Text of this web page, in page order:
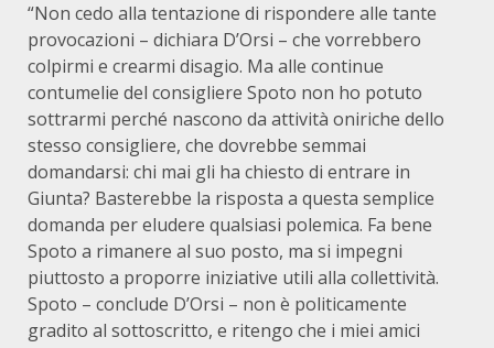
“Non cedo alla tentazione di rispondere alle tante
provocazioni – dichiara D’Orsi – che vorrebbero
colpirmi e crearmi disagio. Ma alle continue
contumelie del consigliere Spoto non ho potuto
sottrarmi perché nascono da attività oniriche dello
stesso consigliere, che dovrebbe semmai
domandarsi: chi mai gli ha chiesto di entrare in
Giunta? Basterebbe la risposta a questa semplice
domanda per eludere qualsiasi polemica. Fa bene
Spoto a rimanere al suo posto, ma si impegni
piuttosto a proporre iniziative utili alla collettività.
Spoto – conclude D’Orsi – non è politicamente
gradito al sottoscritto, e ritengo che i miei amici